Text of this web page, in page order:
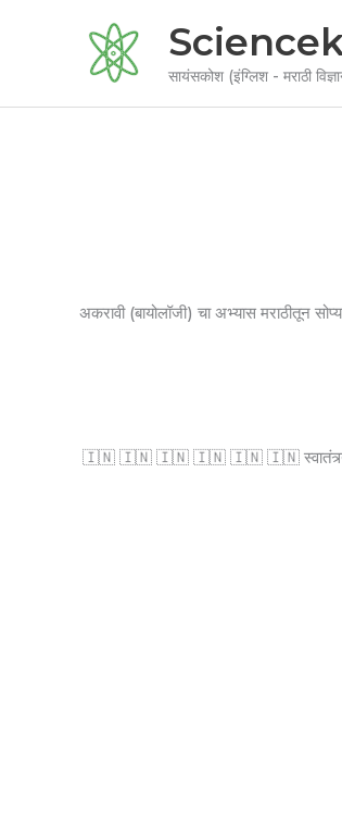
सायंसकोश (इंग्लिश - मराठी
अकरावी (बायोलॉजी) चा अभ्यास मराठीतून
🇮🇳 🇮🇳 🇮🇳 🇮🇳 🇮🇳 🇮🇳